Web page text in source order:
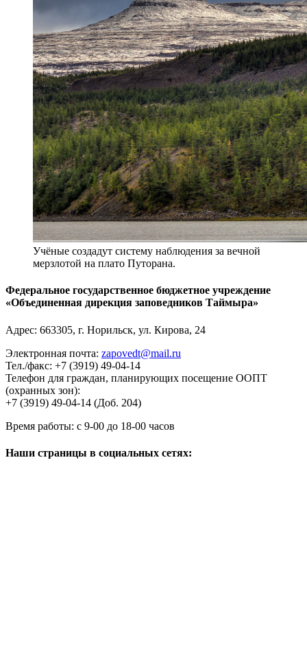
Учёные создадут систему наблюдения за вечной
мерзлотой на плато Путорана.
Федеральное государственное бюджетное учреждение
«Объединенная дирекция заповедников Таймыра»
Адрес: 663305, г. Норильск, ул. Кирова, 24
Электронная почта: zapovedt@mail.ru
Тел./факс: +7 (3919) 49-04-14
Телефон для граждан, планирующих посещение ООПТ
(охранных зон):
+7 (3919) 49-04-14 (Доб. 204)
Время работы: с 9-00 до 18-00 часов
Наши страницы в социальных сетях: